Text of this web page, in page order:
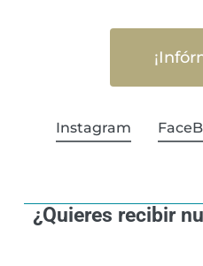
Instagram
¿Quieres recibir